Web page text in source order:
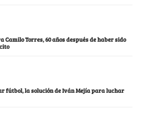
Torres, 60 años después de haber sido
fútbol, la solución de Iván Mejía para luchar